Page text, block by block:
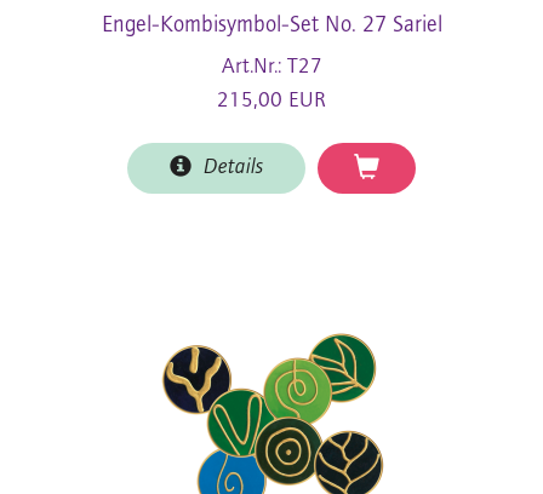
Engel-Kombisymbol-Set No. 27 Sariel
Art.Nr.: T27
215,00 EUR
Details